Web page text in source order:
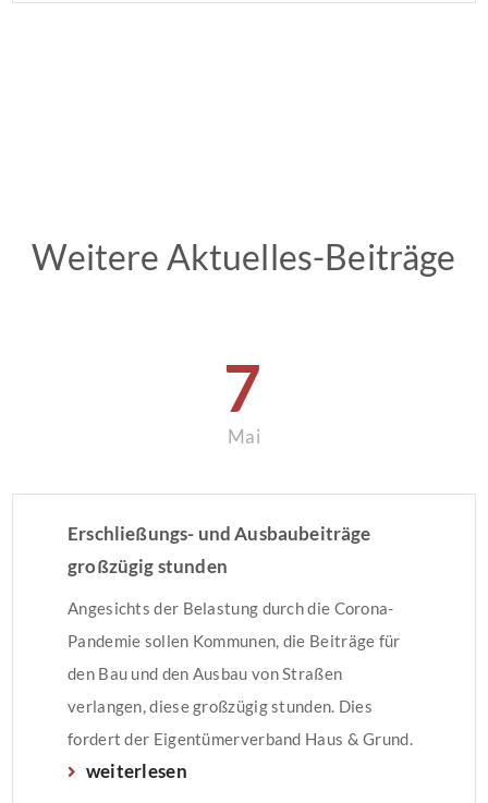
Weitere Aktuelles-Beiträge
7
Mai
Erschließungs- und Ausbaubeiträge
großzügig stunden
Angesichts der Belastung durch die Corona-
Pandemie sollen Kommunen, die Beiträge für
den Bau und den Ausbau von Straßen
verlangen, diese großzügig stunden. Dies
fordert der Eigentümerverband Haus & Grund.
Kein business as usual„Die Corona-Krise trifft
weiterlesen